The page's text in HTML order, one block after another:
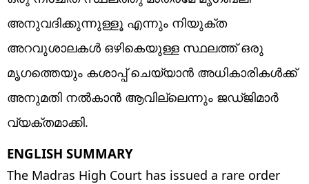
അനുവദിക്കുന്നുള്ളൂ എന്നും നിയുക്ത
അറവുശാലകൾ ഒഴികെയുള്ള സ്ഥലത്ത് ഒരു
മൃഗത്തെയും കശാപ്പ് ചെയ്യാൻ അധികാരികൾക്ക്
അനുമതി നൽകാൻ ആവില്ലെന്നും ജഡ്ജിമാർ
വ്യക്തമാക്കി.
ENGLISH SUMMARY
The Madras High Court has issued a rare order